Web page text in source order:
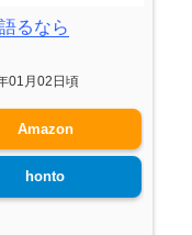
るなら
01月02日頃
Amazon
honto